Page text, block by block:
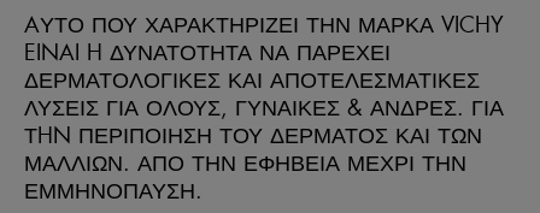
AΥΤΟ ΠΟΥ ΧΑΡΑΚΤΗΡΙΖΕΙ ΤΗΝ ΜΑΡΚΑ VICHY
EINAI H ΔΥΝΑΤΟΤΗΤΑ ΝΑ ΠΑΡΕΧΕΙ
ΔΕΡΜΑΤΟΛΟΓΙΚΕΣ ΚΑΙ ΑΠΟΤΕΛΕΣΜΑΤΙΚΕΣ
ΛΥΣΕΙΣ ΓΙΑ ΟΛΟΥΣ, ΓΥΝΑΙΚΕΣ & ΑΝΔΡΕΣ. ΓΙΑ
ΤHN ΠΕΡΙΠΟΙΗΣΗ ΤΟΥ ΔΕΡΜΑΤΟΣ ΚΑΙ ΤΩΝ
ΜΑΛΛΙΩΝ. ΑΠΟ ΤΗΝ ΕΦΗΒΕΙΑ ΜΕΧΡΙ ΤΗΝ
ΕΜΜΗΝΟΠΑΥΣΗ.